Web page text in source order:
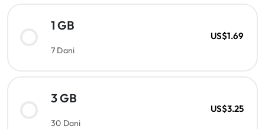
1 GB
7 Dani
US$1.69
3 GB
30 Dani
US$3.25